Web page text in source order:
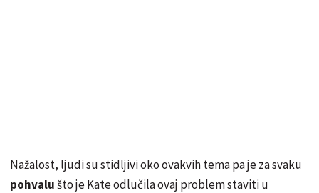
Nažalost, ljudi su stidljivi oko ovakvih tema pa je za svaku
pohvalušto je Kate odlučila ovaj problem staviti u